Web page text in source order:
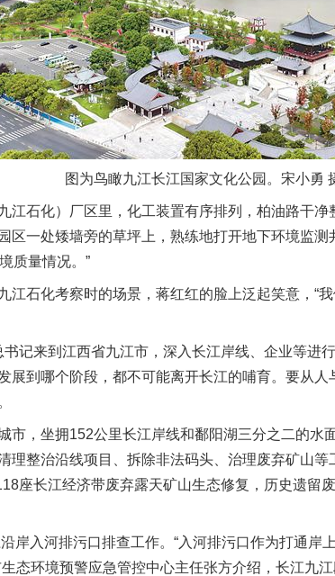
图为鸟瞰九江长江国家文化公园。宋小勇
石化）厂区里，化工装置有序排列，柏油路干净
区一处矮墙旁的草坪上，熟练地打开地下环境监测
质量情况。”
石化考察时的场景，蒋红红的脸上泛起笑意，“
来到江西省九江市，深入长江岸线、企业等进行
展到哪个阶段，都不可能离开长江的哺育。要从
，坐拥152公里长江岸线和鄱阳湖三分之二的水
理整治沿线项目、拆除非法码头、治理废弃矿山
座长江经济带废弃露天矿山生态修复，历史遗留
入河排污口排查工作。“入河排污口作为打通岸
态环境预警应急管控中心主任张方介绍，长江九